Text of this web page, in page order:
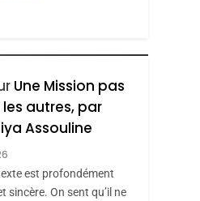
DIGNE ET
:
JE
MA
Par Thérèse
Dvir
JUDAISME
NOUS
– Jacques
Une Mission pas
autres, par
Assouline
est profondément
sincère. On sent qu’il ne